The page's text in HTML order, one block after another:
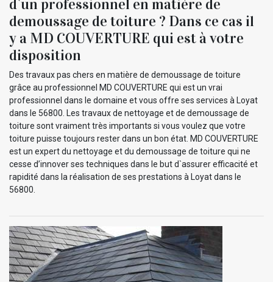
d`un professionnel en matière de
demoussage de toiture ? Dans ce cas il
y a MD COUVERTURE qui est à votre
disposition
Des travaux pas chers en matière de demoussage de toiture
grâce au professionnel MD COUVERTURE qui est un vrai
professionnel dans le domaine et vous offre ses services à Loyat
dans le 56800. Les travaux de nettoyage et de demoussage de
toiture sont vraiment très importants si vous voulez que votre
toiture puisse toujours rester dans un bon état. MD COUVERTURE
est un expert du nettoyage et du demoussage de toiture qui ne
cesse d’innover ses techniques dans le but d`assurer efficacité et
rapidité dans la réalisation de ses prestations à Loyat dans le
56800.